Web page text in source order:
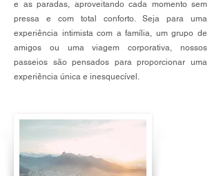
e as paradas, aproveitando cada momento sem
pressa e com total conforto. Seja para uma
experiência intimista com a família, um grupo de
amigos ou uma viagem corporativa, nossos
passeios são pensados ​​para proporcionar uma
experiência única e inesquecível.